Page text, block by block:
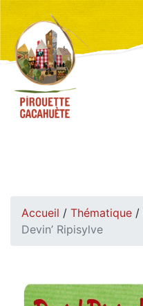
Accueil / Thématique /
Devin’ Ripisylve